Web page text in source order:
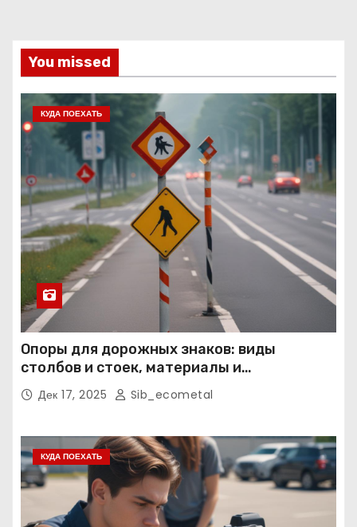
You missed
КУДА ПОЕХАТЬ
Опоры для дорожных знаков: виды
столбов и стоек, материалы и
нормативные требования
Дек 17, 2025 Sib_ecometal
КУДА ПОЕХАТЬ